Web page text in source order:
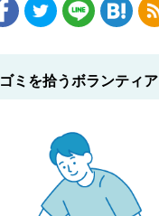
ゴミを拾うボランティア